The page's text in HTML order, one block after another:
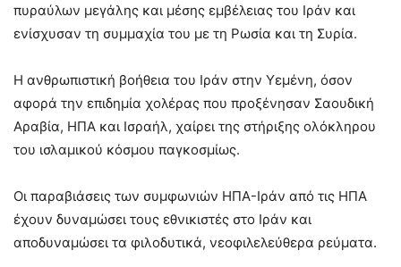
πυραύλων μεγάλης και μέσης εμβέλειας του Ιράν και
ενίσχυσαν τη συμμαχία του με τη Ρωσία και τη Συρία.
Η ανθρωπιστική βοήθεια του Ιράν στην Υεμένη, όσον
αφορά την επιδημία χολέρας που προξένησαν Σαουδική
Αραβία, ΗΠΑ και Ισραήλ, χαίρει της στήριξης ολόκληρου
του ισλαμικού κόσμου παγκοσμίως.
Οι παραβιάσεις των συμφωνιών ΗΠΑ-Ιράν από τις ΗΠΑ
έχουν δυναμώσει τους εθνικιστές στο Ιράν και
αποδυναμώσει τα φιλοδυτικά, νεοφιλελεύθερα ρεύματα.